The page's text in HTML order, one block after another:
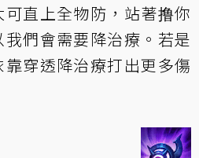
直上全物防，站著撸你
們會需要降治療。若是
穿透降治療打出更多傷